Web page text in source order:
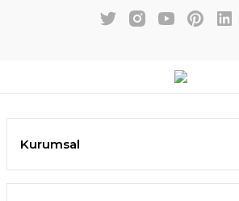
Kurumsal